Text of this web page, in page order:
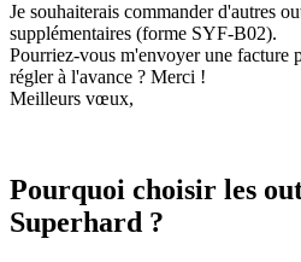
Je souhaiterais commander d'autres
supplémentaires (forme SYF-B02).
Pourriez-vous m'envoyer une facture
régler à l'avance ? Merci !
Meilleurs vœux,
Pourquoi choisir les
Superhard ?